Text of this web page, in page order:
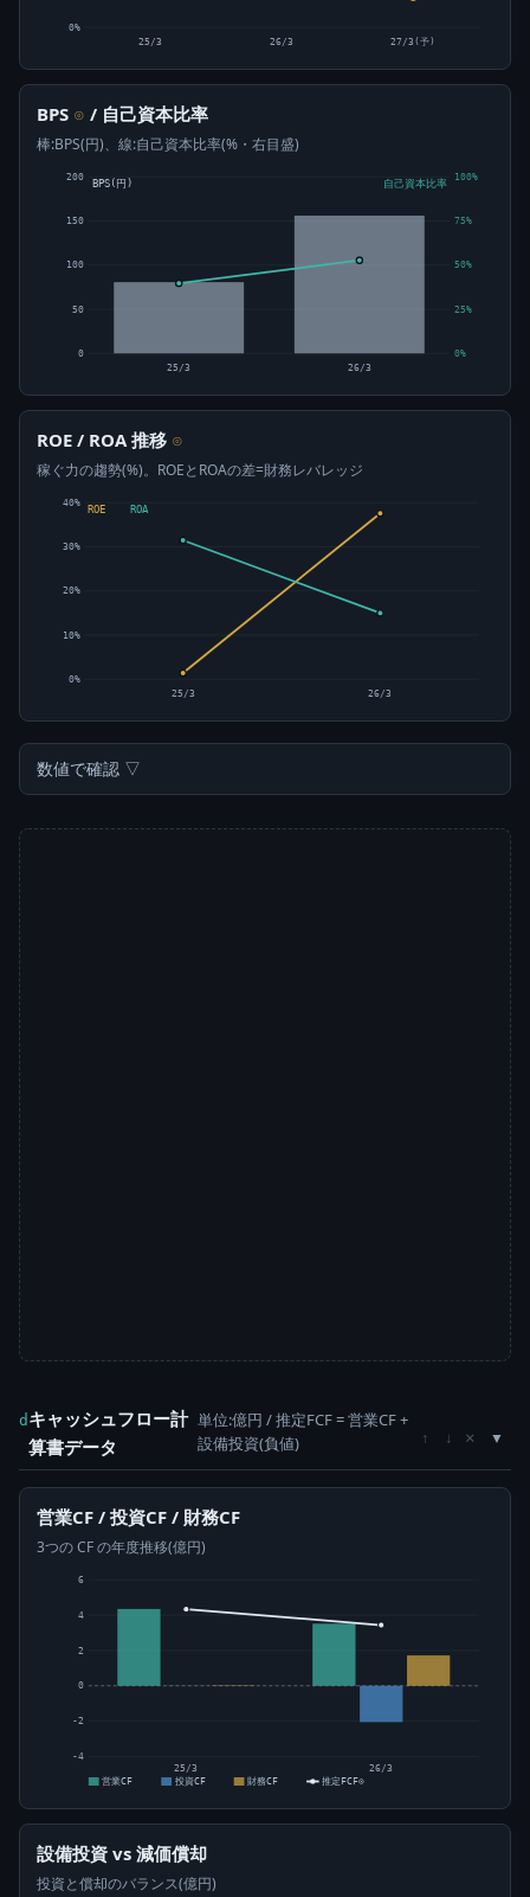
0%
25/3 26/3 27/3(予)
BPS ⊙ / 自己資本比率
棒:BPS(円)、線:自己資本比率(%・右目盛)
0
50
100
150
200
0%
25%
50%
75%
100%
25/3 26/3
BPS(円) 自己資本比率
ROE / ROA 推移 ⊙
稼ぐ力の趨勢(%)。ROEとROAの差=財務レバレッジ
0%
10%
20%
30%
40%
ROE ROA
25/3 26/3
数値で確認 ▽
d キャッシュフロー計
算書データ
単位:億円 / 推定FCF = 営業CF +
設備投資(負値)
↑ ↓ ×
営業CF / 投資CF / 財務CF
3つの CF の年度推移(億円)
-4
-2
0
2
4
6
25/3
26/3
営業CF
投資CF 財務CF 推定FCF⊙
設備投資 vs 減価償却
投資と償却のバランス(億円)